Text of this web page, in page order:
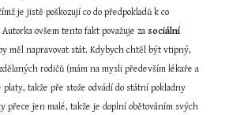
je jistě poškozují co do předpokladů k co
ovšem tento fakt považuje za sociální
měl napravovat stát. Kdybych chtěl být vtipný,
rodičů (mám na mysli především lékaře a
takže pře stože odvádí do státní pokladny
přece jen malé, takže je doplní obětováním svých